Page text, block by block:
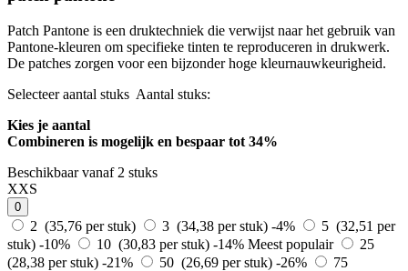
Patch Pantone is een druktechniek die verwijst naar het gebruik van
Pantone-kleuren om specifieke tinten te reproduceren in drukwerk.
De patches zorgen voor een bijzonder hoge kleurnauwkeurigheid.
Selecteer aantal stuks Aantal stuks:
Kies je aantal
Combineren is mogelijk en bespaar tot 34%
Beschikbaar vanaf 2 stuks
XXS
0
2 (35,76 per stuk) 3 (34,38 per stuk) -4%
5 (32,51 per
stuk) -10% 10 (30,83 per stuk) -14% Meest populair
25
(28,38 per stuk) -21% 50 (26,69 per stuk) -26%
75